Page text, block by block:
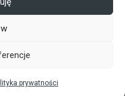
prywatności